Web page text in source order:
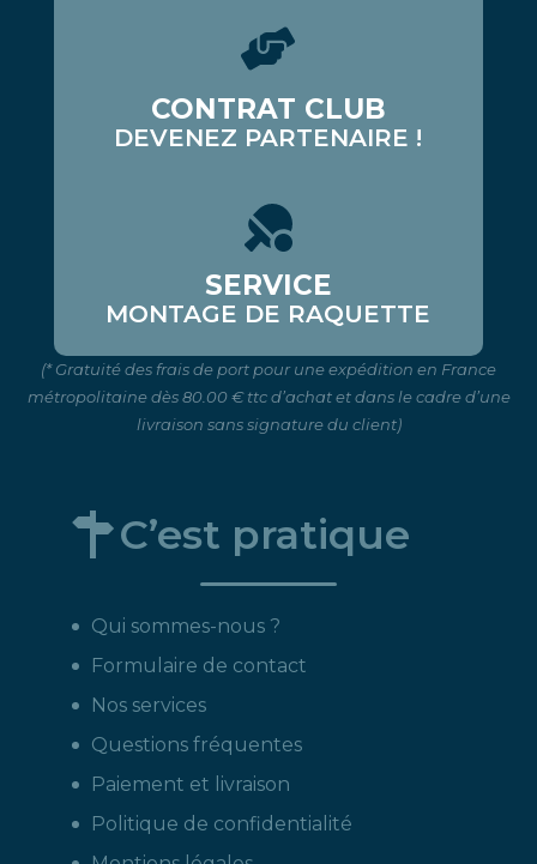
CONTRAT CLUB
DEVENEZ PARTENAIRE !
SERVICE
MONTAGE DE RAQUETTE
(* Gratuité des frais de port pour une expédition en France
métropolitaine dès 80.00 € ttc d’achat et dans le cadre d’une
livraison sans signature du client)
C’est pratique
Qui sommes-nous ?
Formulaire de contact
Nos services
Questions fréquentes
Paiement et livraison
Politique de confidentialité